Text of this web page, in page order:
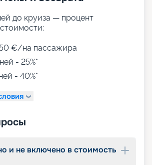
вы можете купить путевки на
America, выбрав идеальный
на 2026 - 2027 г. Мы
с фото кают, точным
и прочитать отзывы бывалых
Если у вас останутся
просто свяжитесь с нами по
на актуальные вопросы.
до круиза — процент
€/на пассажира
- 25%*
- 40%*
и не включено в стоимость